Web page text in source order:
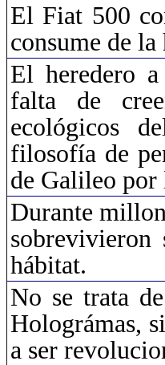
El Fiat 500
consume de
El heredero
falta de
ecológicos
filosofía de
de Galileo por
Durante
hábitat.
No se trata
Holográmas,
a ser